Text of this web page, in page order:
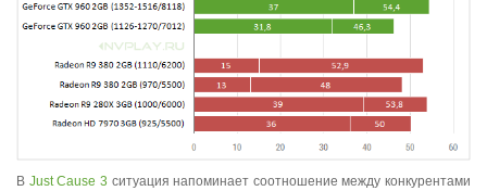
В Just Cause 3 ситуация напоминает соотношение между конкурентами